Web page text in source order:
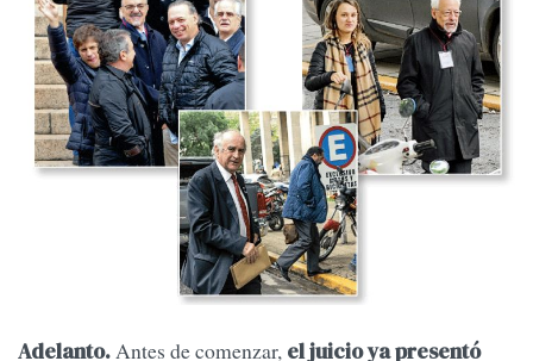
Adelanto.Antes de comenzar, el juicio ya presentó